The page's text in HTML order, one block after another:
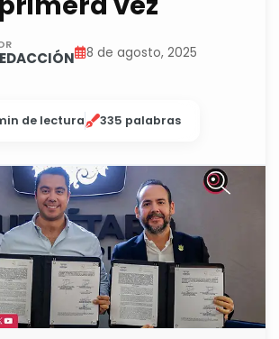
8 de agosto, 2025
de lectura 335 palabras